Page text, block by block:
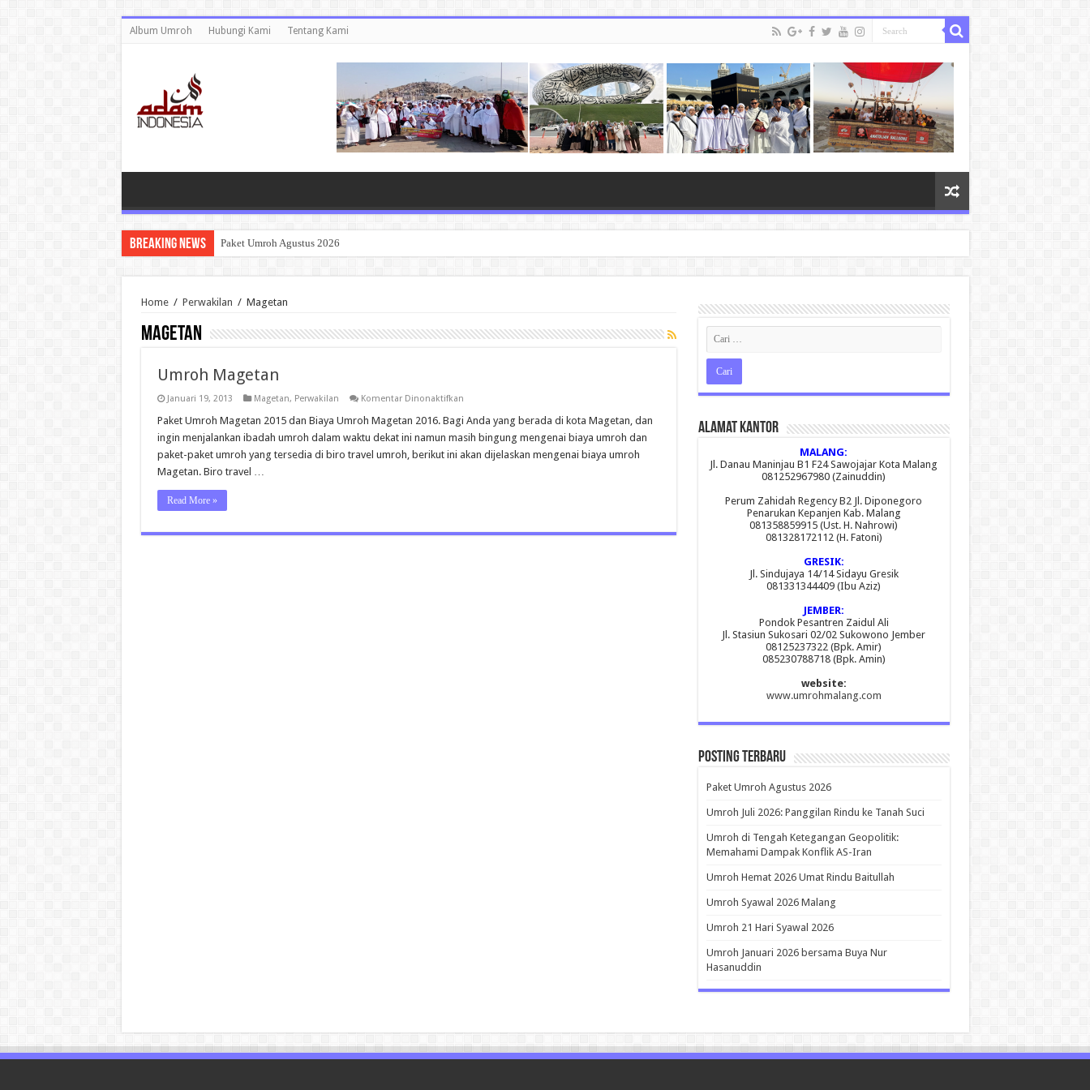
Album Umroh Hubungi Kami Tentang Kami
Breaking News Paket Umroh Agustus 2026
Home / Perwakilan / Magetan
Magetan
Umroh Magetan
Januari 19, 2013 Magetan, Perwakilan Komentar Dinonaktifkanpada
Magetan
Paket Umroh Magetan 2015 dan Biaya Umroh Magetan 2016. Bagi Anda yang berada di kota Magetan, dan
ingin menjalankan ibadah umroh dalam waktu dekat ini namun masih bingung mengenai biaya umroh dan
paket-paket umroh yang tersedia di biro travel umroh, berikut ini akan dijelaskan mengenai biaya umroh
Magetan. Biro travel …
Read More »
Alamat Kantor
MALANG:
Jl. Danau Maninjau B1 F24 Sawojajar Kota Malang
081252967980 (Zainuddin)
Perum Zahidah Regency B2 Jl. Diponegoro
Penarukan Kepanjen Kab. Malang
081358859915 (Ust. H. Nahrowi)
081328172112 (H. Fatoni)
GRESIK:
Jl. Sindujaya 14/14 Sidayu Gresik
081331344409 (Ibu Aziz)
JEMBER:
Pondok Pesantren Zaidul Ali
Jl. Stasiun Sukosari 02/02 Sukowono Jember
08125237322 (Bpk. Amir)
085230788718 (Bpk. Amin)
website:
www.umrohmalang.com
Posting Terbaru
Paket Umroh Agustus 2026
Umroh Juli 2026: Panggilan Rindu ke Tanah Suci
Umroh di Tengah Ketegangan Geopolitik:
Memahami Dampak Konflik AS-Iran
Umroh Hemat 2026 Umat Rindu Baitullah
Umroh Syawal 2026 Malang
Umroh 21 Hari Syawal 2026
Umroh Januari 2026 bersama Buya Nur
Hasanuddin